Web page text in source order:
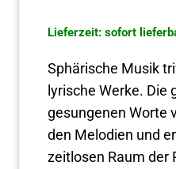
Lieferzeit: sofort
Sphärische Musik
lyrische Werke. Die
gesungenen Worte
den Melodien und
zeitlosen Raum der